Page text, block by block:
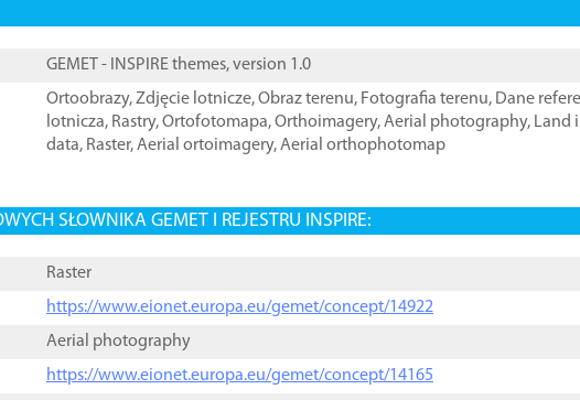
GEMET - INSPIRE themes, version 1.0
Ortoobrazy,Zdjęcie lotnicze,Obraz terenu, Fotografia terenu, Dane
lotnicza, Rastry,Ortofotomapa,Orthoimagery,Aerial photography, Land
data, Raster,Aerial ortoimagery,Aerial orthophotomap
SŁOWNIKA GEMET I REJESTRU INSPIRE:
Raster
https://www.eionet.europa.eu/gemet/concept/14922
Aerial photography
https://www.eionet.europa.eu/gemet/concept/14165